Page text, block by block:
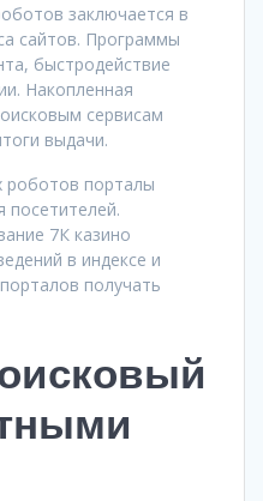
заключается в
сайтов. Программы
быстродействие
Накопленная
сервисам
выдачи.
роботов порталы
посетителей.
7К казино
в индексе и
получать